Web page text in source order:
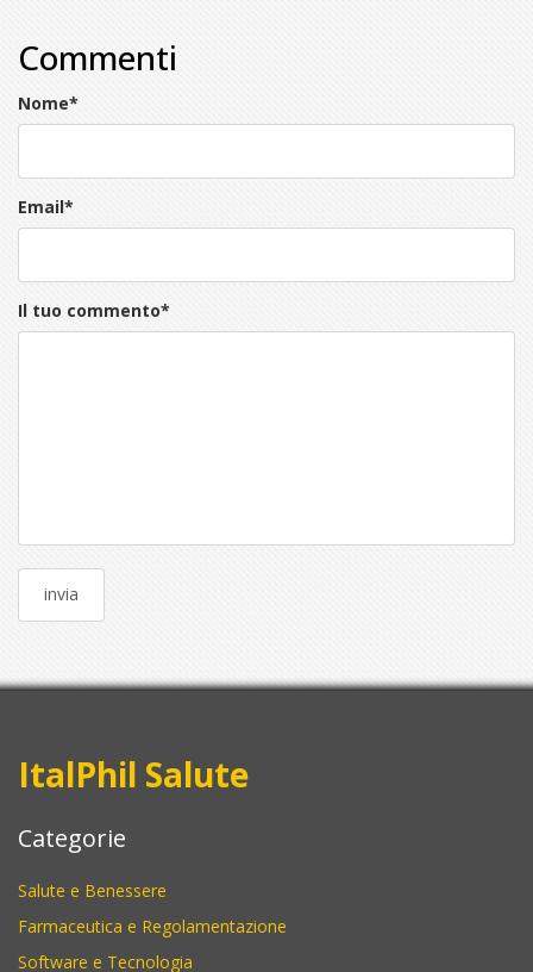
Commenti
Nome*
Email*
Il tuo commento*
ItalPhil Salute
Categorie
Salute e Benessere
Farmaceutica e Regolamentazione
Software e Tecnologia